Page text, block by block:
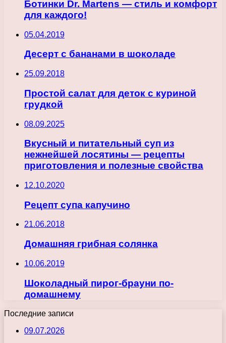
Ботинки Dr. Martens — стиль и комфорт
для каждого!
05.04.2019
Десерт с бананами в шоколаде
25.09.2018
Простой салат для деток с куриной
грудкой
08.09.2025
Вкусный и питательный суп из
нежнейшей лосятины — рецепты
приготовления и полезные свойства
12.10.2020
Рецепт супа капучино
21.06.2018
Домашняя грибная солянка
10.06.2019
Шоколадный пирог-брауни по-
домашнему
Последние записи
09.07.2026